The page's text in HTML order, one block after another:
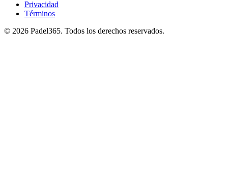
Privacidad
Términos
© 2026 Padel365. Todos los derechos reservados.